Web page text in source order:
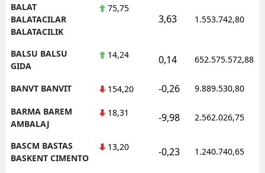
BALAT
BALATACILAR
BALATACILIK
75,75
3,63 1.553.742,80
BALSU BALSU
GIDA
14,24 0,14 652.575.572,88
BANVT BANVIT 154,20 -0,26 9.889.530,80
BARMA BAREM
AMBALAJ
18,31 -9,98 2.562.026,75
BASCM BASTAS
BASKENT CIMENTO
13,20 -0,23 1.240.740,65